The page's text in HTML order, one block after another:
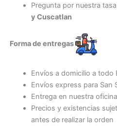
Pregunta por nuestra
y Cuscatlan
Forma de entregas
Envíos a domicilio a todo
Envíos express para San
Entrega en nuestra oficina
Precios y existencias
antes de realizar la orden